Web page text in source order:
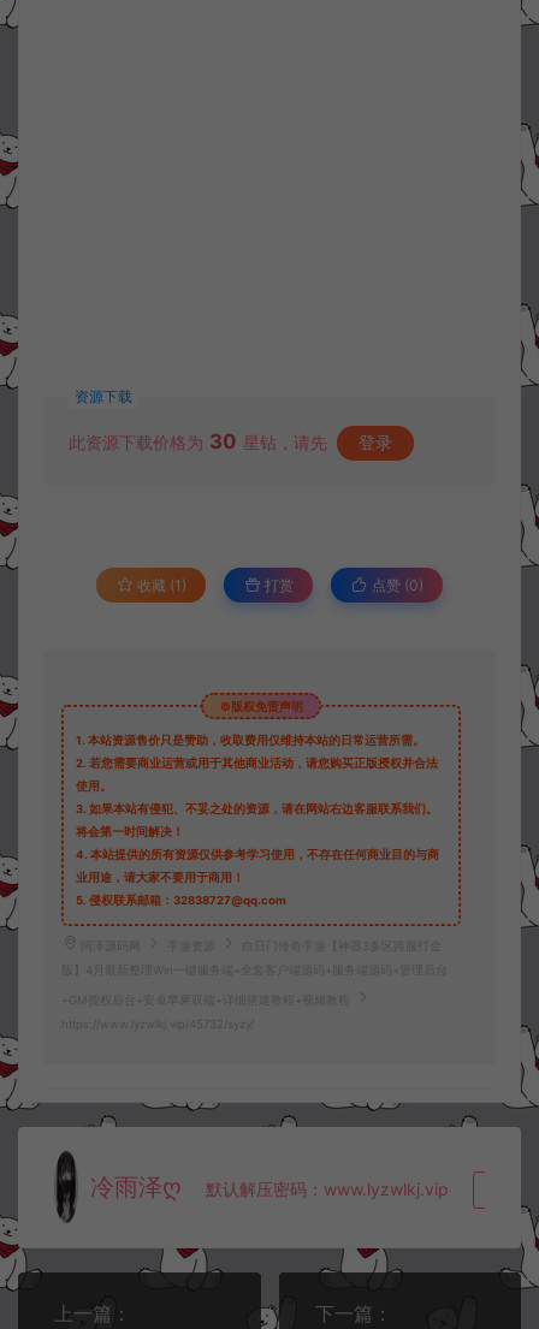
资源下载
此资源下载价格为 30 星钻，请先 登录
收藏 (1) 打赏 点赞 (0)
©版权免责声明
1. 本站资源售价只是赞助，收取费用仅维持本站的日常运营所需。
2. 若您需要商业运营或用于其他商业活动，请您购买正版授权并合法
使用。
3. 如果本站有侵犯、不妥之处的资源，请在网站右边客服联系我们。
将会第一时间解决！
4. 本站提供的所有资源仅供参考学习使用，不存在任何商业目的与商
业用途，请大家不要用于商用！
5. 侵权联系邮箱：32838727@qq.com
阿泽源码网 手游资源
白日门传奇手游【神器3多区跨服打金
版】4月最新整理Win一键服务端+全套客户端源码+服务端源码+管理后台
+GM授权后台+安卓苹果双端+详细搭建教程+视频教程
https://www.lyzwlkj.vip/45732/syzy/
冷雨泽ღ 默认解压密码：www.lyzwlkj.vip
上一篇：
下一篇：